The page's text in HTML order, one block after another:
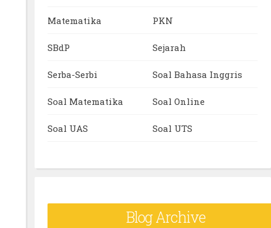
Matematika PKN
SBdP Sejarah
Serba-Serbi Soal Bahasa Inggris
Soal Matematika Soal Online
Soal UAS Soal UTS
Blog Archive